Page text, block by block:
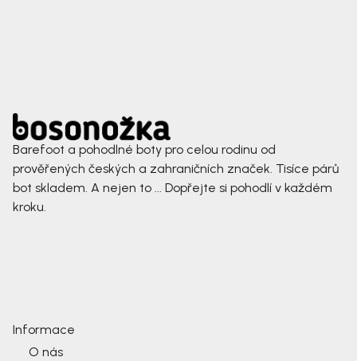
Barefoot a pohodlné boty pro celou rodinu od
prověřených českých a zahraničních značek. Tisíce párů
bot skladem. A nejen to ... Dopřejte si pohodlí v každém
kroku.
Informace
O nás